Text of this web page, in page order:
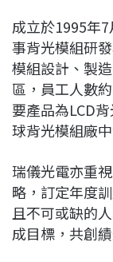
成立於1995年
事背光模組研
模組設計、製
區，員工人數
要產品為LCD
球背光模組廠
瑞儀光電亦重
略，訂定年度
且不可或缺的
成目標，共創績